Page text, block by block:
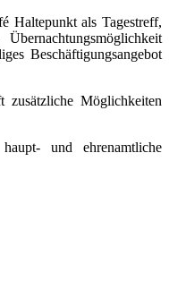
Haltepunkt als Tagestreff,
Beschäftigungsangebot
zusätzliche Möglichkeiten
und ehrenamtliche